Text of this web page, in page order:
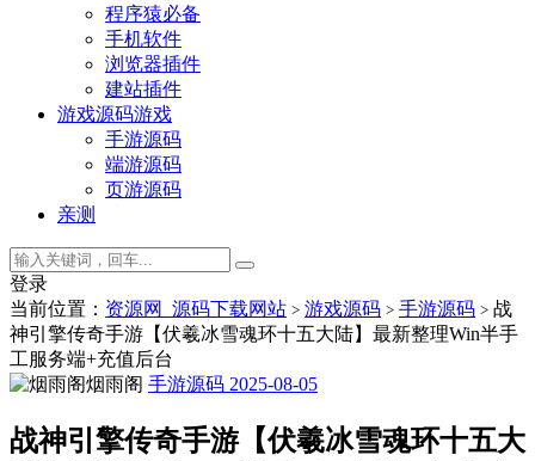
程序猿必备
手机软件
浏览器插件
建站插件
游戏源码游戏
手游源码
端游源码
页游源码
亲测
登录
当前位置： 资源网_源码下载网站 > 游戏源码 > 手游源码 > 战
神引擎传奇手游【伏羲冰雪魂环十五大陆】最新整理Win半手
工服务端+充值后台
烟雨阁 手游源码 2025-08-05
战神引擎传奇手游【伏羲冰雪魂环十五大